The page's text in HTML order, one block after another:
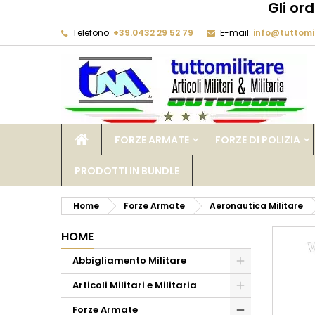
Gli
Telefono: +39.0432 29 52 79 E-mail:
FORZE ARMATE FORZE DI POLIZIA
PRODOTTI IN BUNDLE
Home Forze Armate Aeronautica Militare
HOME
Abbigliamento Militare
Articoli Militari e Militaria
Forze Armate